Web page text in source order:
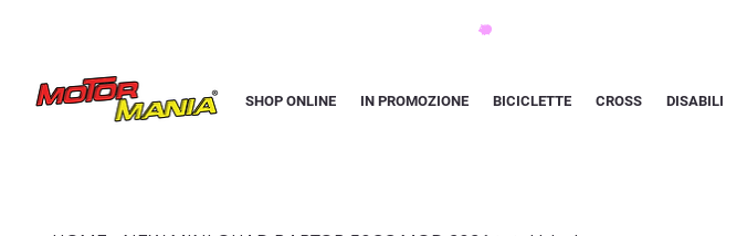
SHOP ONLINE IN PROMOZIONE BICICLETTE CROSS DISABILI